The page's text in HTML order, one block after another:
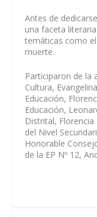
Antes de
una faceta
temáticas como
muerte.
Participaron de la
Cultura,
Educación,
Educación,
Distrital, Florencia
del Nivel
Honorable
de la EP Nº 12,